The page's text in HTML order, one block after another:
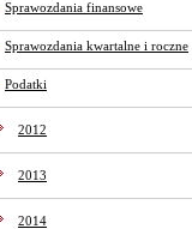
Sprawozdania finansowe
Sprawozdania kwartalne i roczne
Podatki
2012
2013
2014